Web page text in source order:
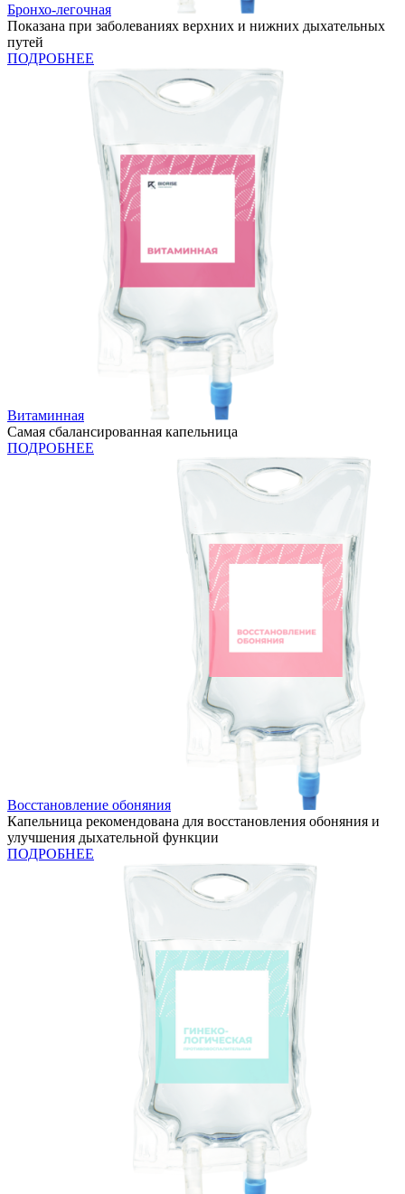
Бронхо-легочная
Показана при заболеваниях верхних и нижних дыхательных
путей
ПОДРОБНЕЕ
Витаминная
Самая сбалансированная капельница
ПОДРОБНЕЕ
Восстановление обоняния
Капельница рекомендована для восстановления обоняния и
улучшения дыхательной функции
ПОДРОБНЕЕ